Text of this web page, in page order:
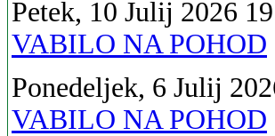
Petek, 10 Julij 2026
VABILO NA POHOD
Ponedeljek, 6 Julij
VABILO NA POHOD